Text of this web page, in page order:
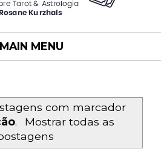
MENU
com marcador
.
Mostrar todas as